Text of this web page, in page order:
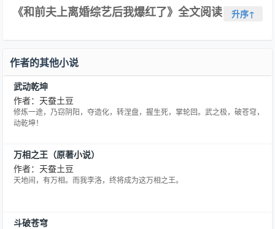
方是我们不能看的？明哥还是小气了。 岁岁是我的老婆[哭哭]不许
你们看[拳头]是我的老婆[哭哭] 盛明寒： 谢谢，拳头开始硬了。 /阅
《和前夫上离婚综艺后我爆红了》全文阅读 升序↑
作者的其他小说
武动乾坤
作者：天蚕土豆
修炼一途，乃窃阴阳，夺造化，转涅盘，握生死，掌轮回。武之极，破苍穹，
动乾坤！
万相之王（原著小说）
作者：天蚕土豆
天地间，有万相。而我李洛，终将成为这万相之王。
斗破苍穹